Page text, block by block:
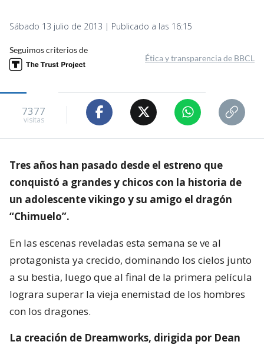
Sábado 13 julio de 2013 | Publicado a las 16:15
Seguimos criterios de
Ética y transparencia de BBCL
7377
visitas
Tres años han pasado desde el estreno que
conquistó a grandes y chicos con la historia de
un adolescente vikingo y su amigo el dragón
“Chimuelo”.
En las escenas reveladas esta semana se ve al
protagonista ya crecido, dominando los cielos junto
a su bestia, luego que al final de la primera película
lograra superar la vieja enemistad de los hombres
con los dragones.
La creación de Dreamworks, dirigida por Dean